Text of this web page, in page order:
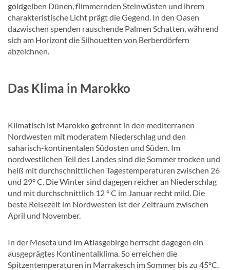
goldgelben Dünen, flimmernden Steinwüsten und ihrem
charakteristische Licht prägt die Gegend. In den Oasen
dazwischen spenden rauschende Palmen Schatten, während
sich am Horizont die Silhouetten von Berberdörfern
abzeichnen.
Das Klima in Marokko
Klimatisch ist Marokko getrennt in den mediterranen
Nordwesten mit moderatem Niederschlag und den
saharisch-kontinentalen Südosten und Süden. Im
nordwestlichen Teil des Landes sind die Sommer trocken und
heiß mit durchschnittlichen Tagestemperaturen zwischen 26
und 29° C. Die Winter sind dagegen reicher an Niederschlag
und mit durchschnittlich 12 ° C im Januar recht mild. Die
beste Reisezeit im Nordwesten ist der Zeitraum zwischen
April und November.
In der Meseta und im Atlasgebirge herrscht dagegen ein
ausgeprägtes Kontinentalklima. So erreichen die
Spitzentemperaturen in Marrakesch im Sommer bis zu 45°C,